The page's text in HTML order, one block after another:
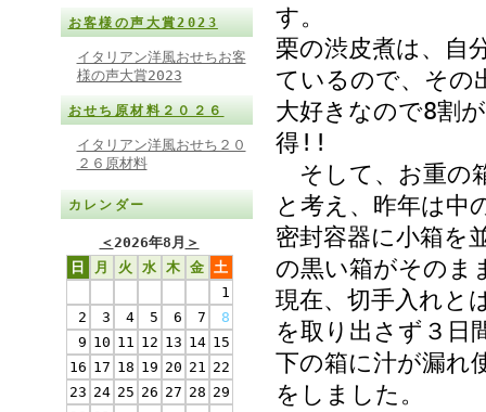
お客様の声大賞2023
イタリアン洋風おせちお客
様の声大賞2023
おせち原材料２０２６
イタリアン洋風おせち２０
２６原材料
カレンダー
＜2026年8月 ＞
日
月 火 水 木 金 土
1
2
3 4 5 6 7
8
9 10 11 12 13 14 15
16 17 18 19 20 21 22
23 24 25 26 27 28 29
す。
栗の渋皮煮は、自
ているので、その
大好きなので8割
得!!
そして、お重の
と考え、昨年は中
密封容器に小箱を
の黒い箱がそのま
現在、切手入れと
を取り出さず３日
下の箱に汁が漏れ
をしました。